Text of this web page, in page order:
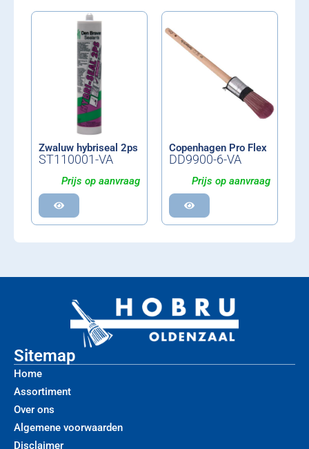
Zwaluw hybriseal 2ps
ST110001-VA
Prijs op aanvraag
Copenhagen Pro Flex
DD9900-6-VA
Prijs op aanvraag
Sitemap
Home
Assortiment
Over ons
Algemene voorwaarden
Disclaimer